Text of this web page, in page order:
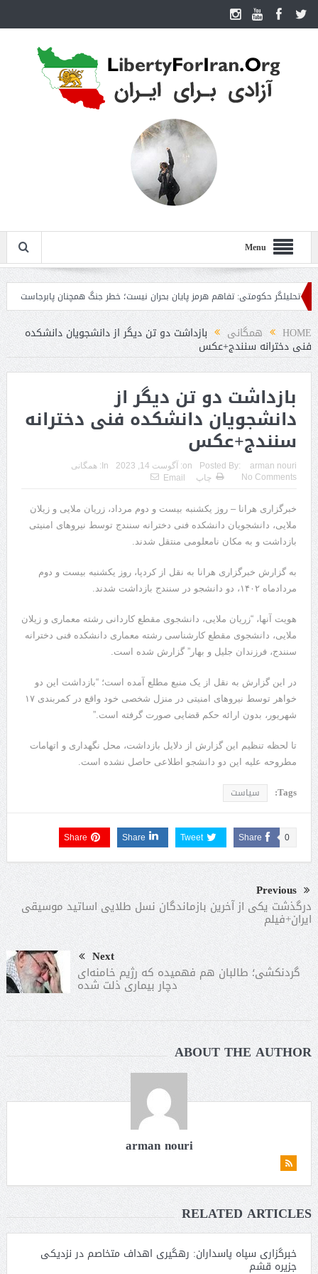
Menu
حکومتی: تفاهم هرمز پایان بحران نیست؛ خطر جنگ همچنان پابرجاست
HOME همگانی بازداشت دو تن دیگر از دانشجویان دانشکده
فنی دخترانه سنندج+عکس
بازداشت دو تن دیگر از
دانشجویان دانشکده فنی دخترانه
سنندج+عکس
Posted By: arman nouri
on: آگوست 14, 2023 In: همگانی
No Comments
چاپ Email
خبرگزاری هرانا – روز یکشنبه بیست و دوم مرداد، زریان ملایی و زیلان
ملایی، دانشجویان دانشکده فنی دخترانه سنندج توسط نیروهای امنیتی
بازداشت و به مکان نامعلومی منتقل شدند.
به گزارش خبرگزاری هرانا به نقل از کردپا، روز یکشنبه بیست و دوم
مردادماه ۱۴۰۲، دو دانشجو در سنندج بازداشت شدند.
هویت آنها، “زریان ملایی، دانشجوی مقطع کاردانی رشته معماری و زیلان
ملایی، دانشجوی مقطع کارشناسی رشته معماری دانشکده فنی دخترانه
سنندج، فرزندان جلیل و بهار” گزارش شده است.
در این گزارش به نقل از یک منبع مطلع آمده است؛ “بازداشت این دو
خواهر توسط نیروهای امنیتی در منزل شخصی خود واقع در کمربندی ۱۷
شهریور، بدون ارائه حکم قضایی صورت گرفته است.”
تا لحظه تنظیم این گزارش از دلایل بازداشت، محل نگهداری و اتهامات
مطروحه علیه این دو دانشجو اطلاعی حاصل نشده است.
Tags: سیاست
Share 0
Tweet
Share
Share
Previous
درگذشت یکی از آخرین بازماندگان نسل طلایی اساتید موسیقی
ایران+فیلم
Next
گردنکشی؛ طالبان هم فهمیده که رژیم خامنه‌ای
دچار بیماری ذلت شده
ABOUT THE AUTHOR
arman nouri
RELATED ARTICLES
خبرگزاری سپاه پاسداران: رهگیری اهداف متخاصم در نزدیکی
جزیره قشم